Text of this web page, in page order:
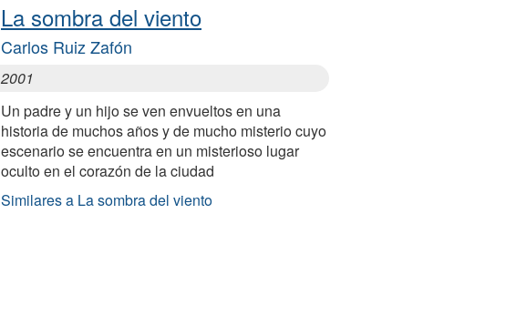
La sombra del viento
Carlos Ruiz Zafón
2001
Un padre y un hijo se ven envueltos en una
historia de muchos años y de mucho misterio cuyo
escenario se encuentra en un misterioso lugar
oculto en el corazón de la ciudad
Similares a La sombra del viento